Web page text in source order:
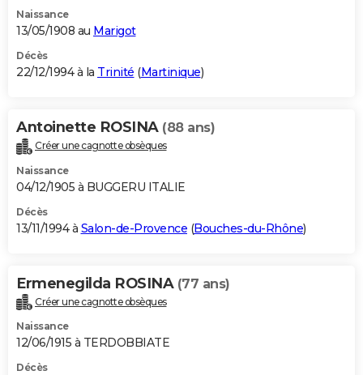
Naissance
13/05/1908 au Marigot
Décès
22/12/1994 à la Trinité (Martinique)
Antoinette ROSINA (88 ans)
Créer une cagnotte obsèques
Naissance
04/12/1905 à BUGGERU ITALIE
Décès
13/11/1994 à Salon-de-Provence (Bouches-du-Rhône)
Ermenegilda ROSINA (77 ans)
Créer une cagnotte obsèques
Naissance
12/06/1915 à TERDOBBIATE
Décès